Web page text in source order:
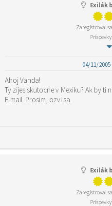
Exilák
Zaregistroval
04/11/2005
Ahoj Vanda!
Ty zijes skutocne v Mexiku? Ak by
E-mail. Prosim, ozvi sa.
Exilák
Zaregistroval